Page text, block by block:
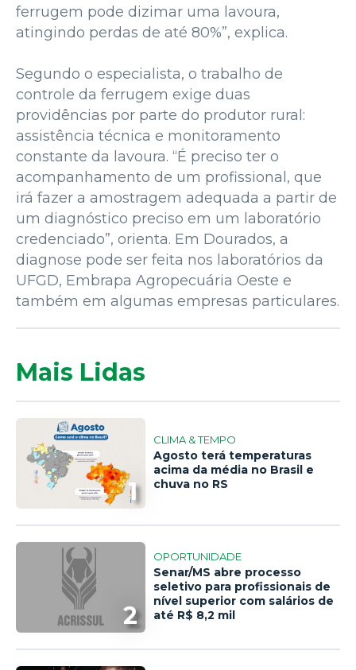
ferrugem pode dizimar uma lavoura,
atingindo perdas de até 80%”, explica.
Segundo o especialista, o trabalho de
controle da ferrugem exige duas
providências por parte do produtor rural:
assistência técnica e monitoramento
constante da lavoura. “É preciso ter o
acompanhamento de um profissional, que
irá fazer a amostragem adequada a partir de
um diagnóstico preciso em um laboratório
credenciado”, orienta. Em Dourados, a
diagnose pode ser feita nos laboratórios da
UFGD, Embrapa Agropecuária Oeste e
também em algumas empresas particulares.
Mais Lidas
1
CLIMA & TEMPO
Agosto terá temperaturas
acima da média no Brasil e
chuva no RS
2
OPORTUNIDADE
Senar/MS abre processo
seletivo para profissionais de
nível superior com salários de
até R$ 8,2 mil